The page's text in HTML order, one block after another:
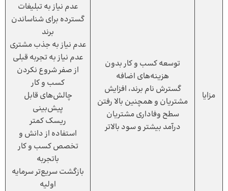
مزایا
توسعه کسب و کار بدون
هزینه‌های اضافه
گسترش نام برند، افزایش
مشتریان و همچنین بالا رفتن
سطح وفاداری مشتریان
درآمد بیشتر و سود بالاتر
عدم نیاز به تبلیغات
گسترده برای شناساندن
برند
عدم نیاز به جذب مشتری
عدم نیاز به تجربه قبلی
از صفر شروع نکردن
کسب و کار
چالش‌های قابل
پیش‌بینی
ریسک کمتر
استفاده از دانش و
تخصص کسب و کار
باتجربه
بازگشت سریع‌تر سرمایه
اولیه